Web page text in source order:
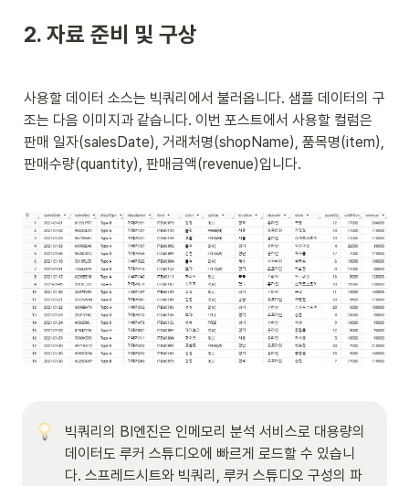
2. 자료 준비 및 구상
사용할 데이터 소스는 빅쿼리에서 불러옵니다. 샘플 데이터의 구
조는 다음 이미지과 같습니다. 이번 포스트에서 사용할 컬럼은
판매 일자(salesDate), 거래처명(shopName), 품목명(item),
판매수량(quantity), 판매금액(revenue)입니다.
빅쿼리의 BI엔진은 인메모리 분석 서비스로 대용량의
데이터도 루커 스튜디오에 빠르게 로드할 수 있습니
다. 스프레드시트와 빅쿼리, 루커 스튜디오 구성의 파